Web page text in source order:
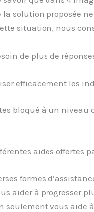
la solution proposée
situation, nous
de plus de
efficacement les
bloqué à un
aides offertes
formes
aider à progresser
seulement vous aide